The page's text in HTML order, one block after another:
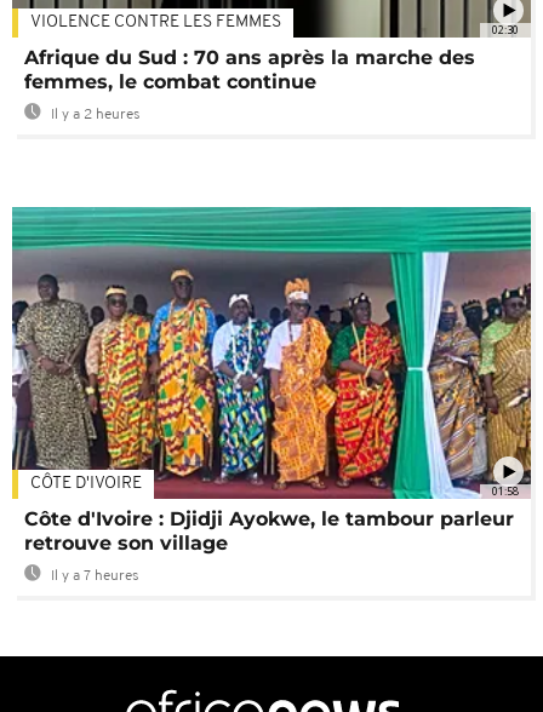
02:30
VIOLENCE CONTRE LES FEMMES
Afrique du Sud : 70 ans après la marche des
femmes, le combat continue
Il y a 2 heures
01:58
CÔTE D'IVOIRE
Côte d'Ivoire : Djidji Ayokwe, le tambour parleur
retrouve son village
Il y a 7 heures